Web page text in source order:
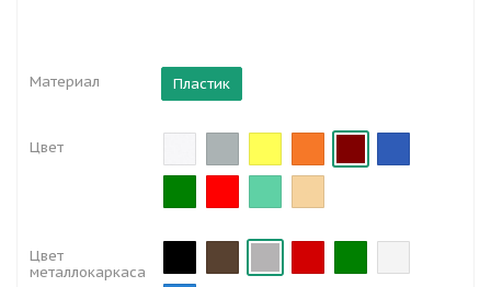
Материал Пластик
Цвет
Цвет
металлокаркаса